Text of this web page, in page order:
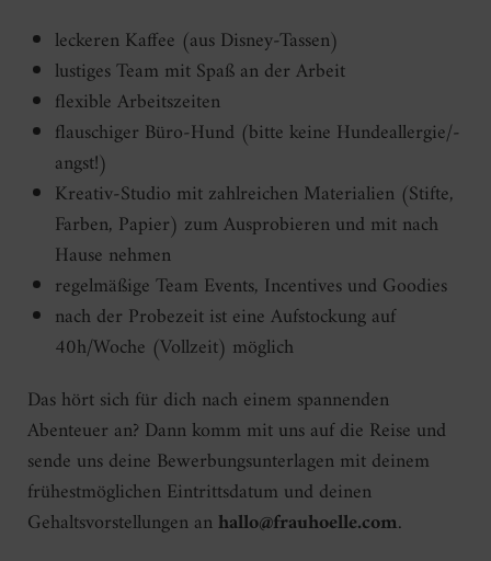
leckeren Kaffee (aus Disney-Tassen)
lustiges Team mit Spaß an der Arbeit
flexible Arbeitszeiten
flauschiger Büro-Hund (bitte keine Hundeallergie/-
angst!)
Kreativ-Studio mit zahlreichen Materialien (Stifte,
Farben, Papier) zum Ausprobieren und mit nach
Hause nehmen
regelmäßige Team Events, Incentives und Goodies
nach der Probezeit ist eine Aufstockung auf
40h/Woche (Vollzeit) möglich
Das hört sich für dich nach einem spannenden
Abenteuer an? Dann komm mit uns auf die Reise und
sende uns deine Bewerbungsunterlagen mit deinem
frühestmöglichen Eintrittsdatum und deinen
Gehaltsvorstellungen anhallo@frauhoelle.com.